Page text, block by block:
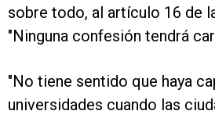
sobre todo, al artículo 16 de
"Ninguna confesión tendrá
"No tiene sentido que haya
universidades cuando las